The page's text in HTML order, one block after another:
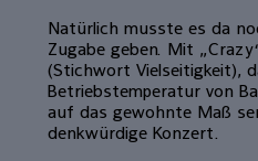
Natürlich musste es da
Zugabe geben. Mit
(Stichwort Vielseitigkeit),
Betriebstemperatur von
auf das gewohnte Maß
denkwürdige Konzert.